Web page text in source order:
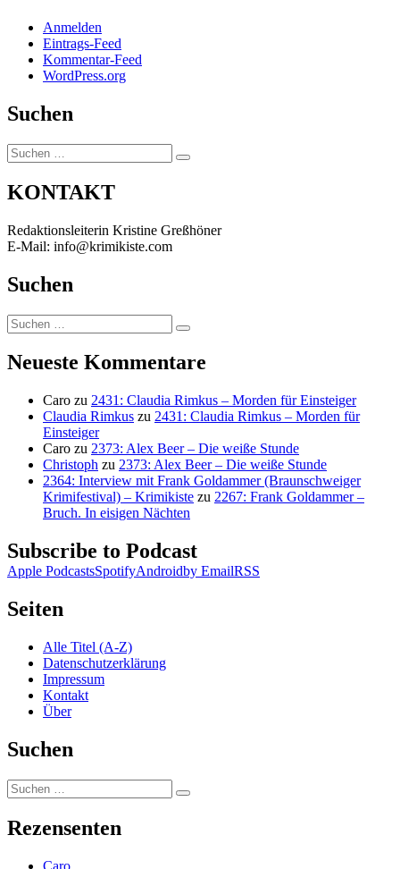
Anmelden
Eintrags-Feed
Kommentar-Feed
WordPress.org
Suchen
Suchen
nach:
Suchen
KONTAKT
Redaktionsleiterin Kristine Greßhöner
E-Mail: info@krimikiste.com
Suchen
Suchen
nach:
Suchen
Neueste Kommentare
Caro zu 2431: Claudia Rimkus – Morden für Einsteiger
Claudia Rimkus zu 2431: Claudia Rimkus – Morden für
Einsteiger
Caro zu 2373: Alex Beer – Die weiße Stunde
Christoph zu 2373: Alex Beer – Die weiße Stunde
2364: Interview mit Frank Goldammer (Braunschweiger
Krimifestival) – Krimikiste zu 2267: Frank Goldammer –
Bruch. In eisigen Nächten
Subscribe to Podcast
Apple PodcastsSpotifyAndroidby EmailRSS
Seiten
Alle Titel (A-Z)
Datenschutzerklärung
Impressum
Kontakt
Über
Suchen
Suchen
nach:
Suchen
Rezensenten
Caro